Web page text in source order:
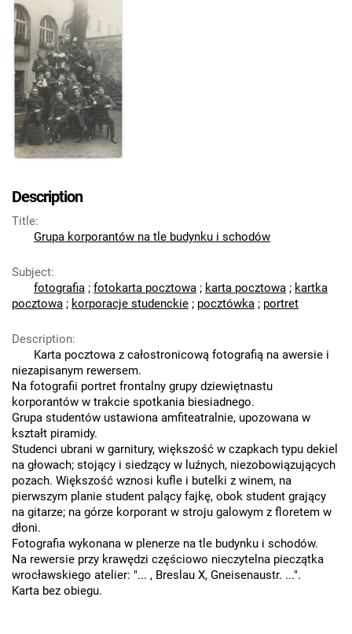
Description
Title:
Grupa korporantów na tle budynku i schodów
Subject:
fotografia ; fotokarta pocztowa ; karta pocztowa ; kartka
pocztowa ; korporacje studenckie ; pocztówka ; portret
Description:
Karta pocztowa z całostronicową fotografią na awersie i
niezapisanym rewersem.
Na fotografii portret frontalny grupy dziewiętnastu
korporantów w trakcie spotkania biesiadnego.
Grupa studentów ustawiona amfiteatralnie, upozowana w
kształt piramidy.
Studenci ubrani w garnitury, większość w czapkach typu dekiel
na głowach; stojący i siedzący w luźnych, niezobowiązujących
pozach. Większość wznosi kufle i butelki z winem, na
pierwszym planie student palący fajkę, obok student grający
na gitarze; na górze korporant w stroju galowym z floretem w
dłoni.
Fotografia wykonana w plenerze na tle budynku i schodów.
Na rewersie przy krawędzi częściowo nieczytelna pieczątka
wrocławskiego atelier: "... , Breslau X, Gneisenaustr. ...".
Karta bez obiegu.